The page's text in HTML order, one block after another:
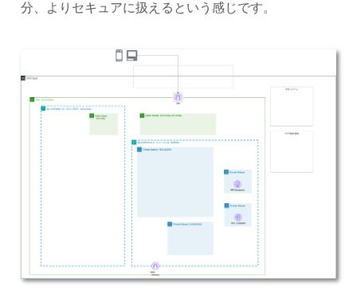
分、よりセキュアに扱えるという感じです。